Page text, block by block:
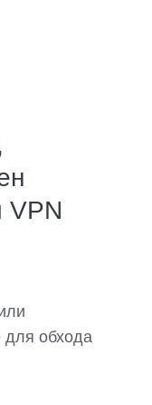
VPN
для обхода